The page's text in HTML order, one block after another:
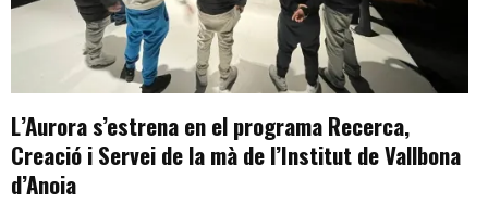
L’Aurora s’estrena en el programa Recerca,
Creació i Servei de la mà de l’Institut de Vallbona
d’Anoia